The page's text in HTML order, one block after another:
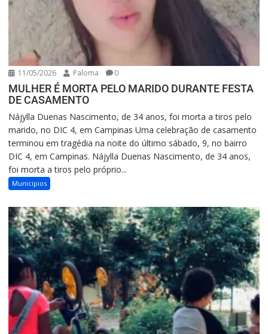
11/05/2026 Paloma 0
MULHER É MORTA PELO MARIDO DURANTE FESTA
DE CASAMENTO
Nájylla Duenas Nascimento, de 34 anos, foi morta a tiros pelo
marido, no DIC 4, em Campinas Uma celebração de casamento
terminou em tragédia na noite do último sábado, 9, no bairro
DIC 4, em Campinas. Nájylla Duenas Nascimento, de 34 anos,
foi morta a tiros pelo próprio...
Municipios